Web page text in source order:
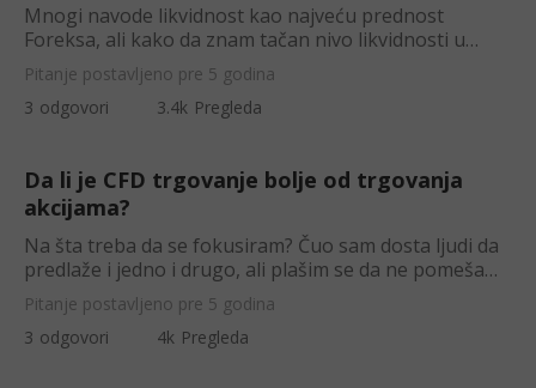
Mnogi navode likvidnost kao najveću prednost
Foreksa, ali kako da znam tačan nivo likvidnosti u
nekom trenutku? Postoji li neki na
Pitanje postavljeno pre 5 godina
3 odgovori 3.4k Pregleda
Da li je CFD trgovanje bolje od trgovanja
akcijama?
Na šta treba da se fokusiram? Čuo sam dosta ljudi da
predlaže i jedno i drugo, ali plašim se da ne pomešam
stvari na početku.
Pitanje postavljeno pre 5 godina
3 odgovori 4k Pregleda